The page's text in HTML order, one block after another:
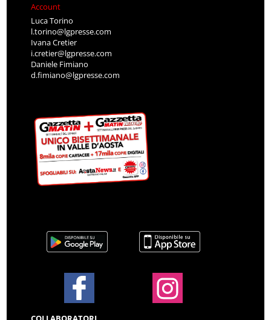
Account
Luca Torino
l.torino@lgpresse.com
Ivana Cretier
i.cretier@lgpresse.com
Daniele Fimiano
d.fimiano@lgpresse.com